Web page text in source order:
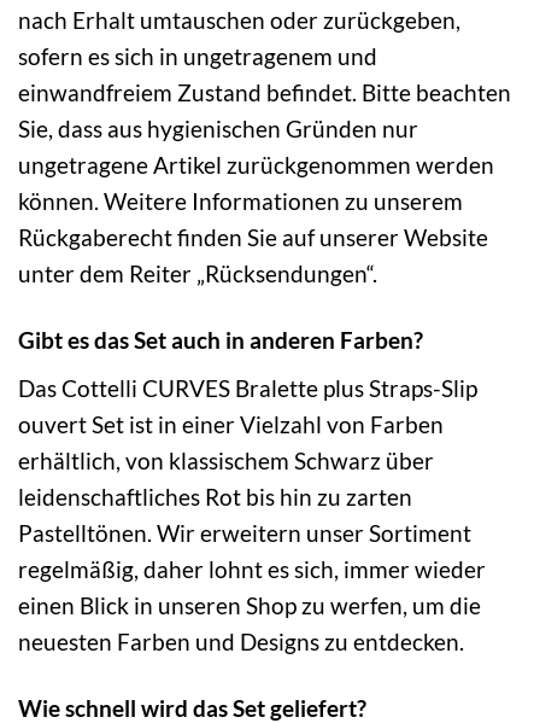
nach Erhalt umtauschen oder zurückgeben,
sofern es sich in ungetragenem und
einwandfreiem Zustand befindet. Bitte beachten
Sie, dass aus hygienischen Gründen nur
ungetragene Artikel zurückgenommen werden
können. Weitere Informationen zu unserem
Rückgaberecht finden Sie auf unserer Website
unter dem Reiter „Rücksendungen“.
Gibt es das Set auch in anderen Farben?
Das Cottelli CURVES Bralette plus Straps-Slip
ouvert Set ist in einer Vielzahl von Farben
erhältlich, von klassischem Schwarz über
leidenschaftliches Rot bis hin zu zarten
Pastelltönen. Wir erweitern unser Sortiment
regelmäßig, daher lohnt es sich, immer wieder
einen Blick in unseren Shop zu werfen, um die
neuesten Farben und Designs zu entdecken.
Wie schnell wird das Set geliefert?